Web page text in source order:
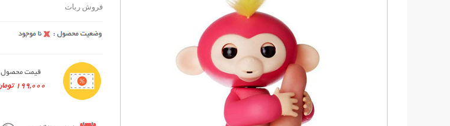
فروش ربات
قیمت محصول
199,000 تومان